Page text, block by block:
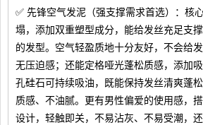
✅ 先锋空气发泥（强支撑需求首选）：核
塌，添加双重塑型成分，能给发丝充足支
的发型。空气轻盈质地十分友好，不会给
无压迫感；还能定格哑光蓬松质感，添加
孔硅石可持续吸油，既能保持发丝清爽蓬
质感、不油腻。更有男性偏爱的使用感，
设计，轻触即关，不易沾灰、不易受潮，